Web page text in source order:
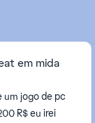
em mida
um jogo de pc
R$ eu irei